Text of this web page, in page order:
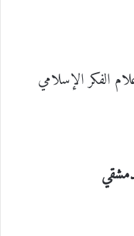
الفكر الإسلامي